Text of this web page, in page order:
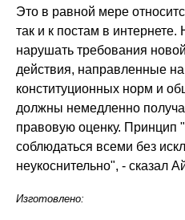
Это в равной мере
так и к постам в
нарушать требования
действия, направленные
конституционных норм и
должны немедленно
правовую оценку. Принцип
соблюдаться всеми без
неукоснительно", - сказал
Изготовлено: